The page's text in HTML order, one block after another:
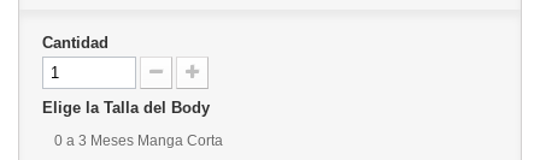
Cantidad
Elige la Talla del Body
0 a 3 Meses Manga Corta